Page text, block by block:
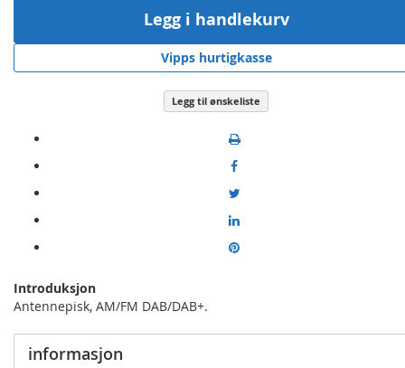
Legg i handlekurv
Vipps hurtigkasse
Legg til ønskeliste
Introduksjon
Antennepisk, AM/FM DAB/DAB+.
informasjon